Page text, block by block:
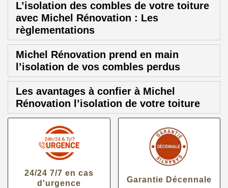
L’isolation des combles de votre toiture
avec Michel Rénovation : Les
règlementations
Michel Rénovation prend en main
l’isolation de vos combles perdus
Les avantages à confier à Michel
Rénovation l’isolation de votre toiture
24/24 7/7 en cas
d'urgence
Garantie Décennale